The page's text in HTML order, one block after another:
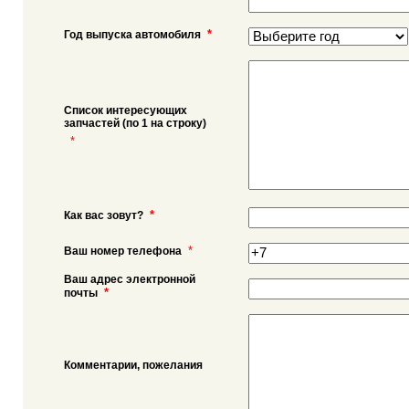
Год выпуска автомобиля *
Список интересующих
запчастей (по 1 на строку)
*
Как вас зовут? *
Ваш номер телефона *
Ваш адрес электронной
почты *
Комментарии, пожелания